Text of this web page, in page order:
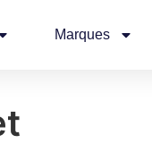
Marques